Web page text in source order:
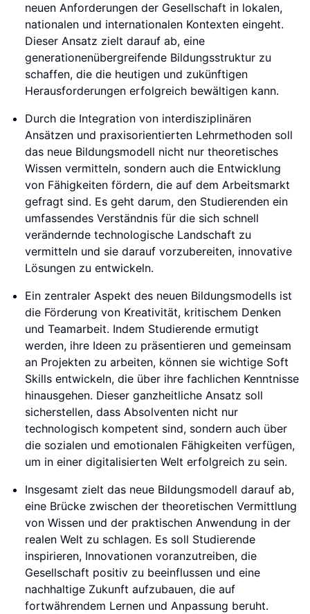
neuen Anforderungen der Gesellschaft in lokalen,
nationalen und internationalen Kontexten eingeht.
Dieser Ansatz zielt darauf ab, eine
generationenübergreifende Bildungsstruktur zu
schaffen, die die heutigen und zukünftigen
Herausforderungen erfolgreich bewältigen kann.
Durch die Integration von interdisziplinären
Ansätzen und praxisorientierten Lehrmethoden soll
das neue Bildungsmodell nicht nur theoretisches
Wissen vermitteln, sondern auch die Entwicklung
von Fähigkeiten fördern, die auf dem Arbeitsmarkt
gefragt sind. Es geht darum, den Studierenden ein
umfassendes Verständnis für die sich schnell
verändernde technologische Landschaft zu
vermitteln und sie darauf vorzubereiten, innovative
Lösungen zu entwickeln.
Ein zentraler Aspekt des neuen Bildungsmodells ist
die Förderung von Kreativität, kritischem Denken
und Teamarbeit. Indem Studierende ermutigt
werden, ihre Ideen zu präsentieren und gemeinsam
an Projekten zu arbeiten, können sie wichtige Soft
Skills entwickeln, die über ihre fachlichen Kenntnisse
hinausgehen. Dieser ganzheitliche Ansatz soll
sicherstellen, dass Absolventen nicht nur
technologisch kompetent sind, sondern auch über
die sozialen und emotionalen Fähigkeiten verfügen,
um in einer digitalisierten Welt erfolgreich zu sein.
Insgesamt zielt das neue Bildungsmodell darauf ab,
eine Brücke zwischen der theoretischen Vermittlung
von Wissen und der praktischen Anwendung in der
realen Welt zu schlagen. Es soll Studierende
inspirieren, Innovationen voranzutreiben, die
Gesellschaft positiv zu beeinflussen und eine
nachhaltige Zukunft aufzubauen, die auf
fortwährendem Lernen und Anpassung beruht.